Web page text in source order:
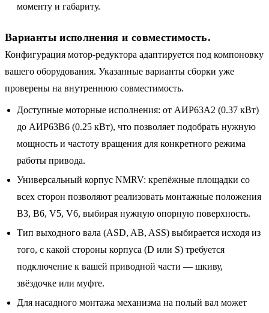
моменту и габариту.
Варианты исполнения и совместимость.
Конфигурация мотор-редуктора адаптируется под компоновку
вашего оборудования. Указанные варианты сборки уже
проверены на внутреннюю совместимость.
Доступные моторные исполнения: от АИР63A2 (0.37 кВт)
до АИР63B6 (0.25 кВт), что позволяет подобрать нужную
мощность и частоту вращения для конкретного режима
работы привода.
Универсальный корпус NMRV: крепёжные площадки со
всех сторон позволяют реализовать монтажные положения
B3, B6, V5, V6, выбирая нужную опорную поверхность.
Тип выходного вала (ASD, AB, ASS) выбирается исходя из
того, с какой стороны корпуса (D или S) требуется
подключение к вашей приводной части — шкиву,
звёздочке или муфте.
Для насадного монтажа механизма на полый вал может